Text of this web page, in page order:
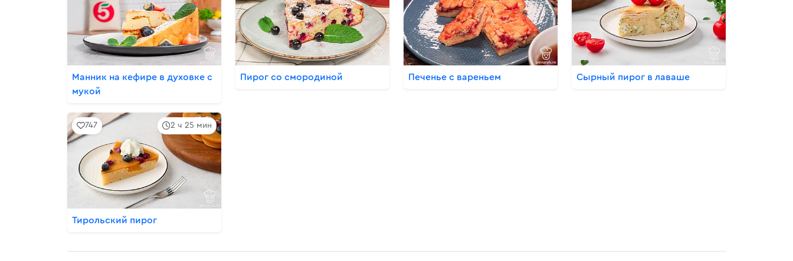
Манник на кефире в духовке с
мукой
Пирог со смородиной Печенье с вареньем Сырный пирог в лаваше
2 ч 25 мин
747
Тирольский пирог